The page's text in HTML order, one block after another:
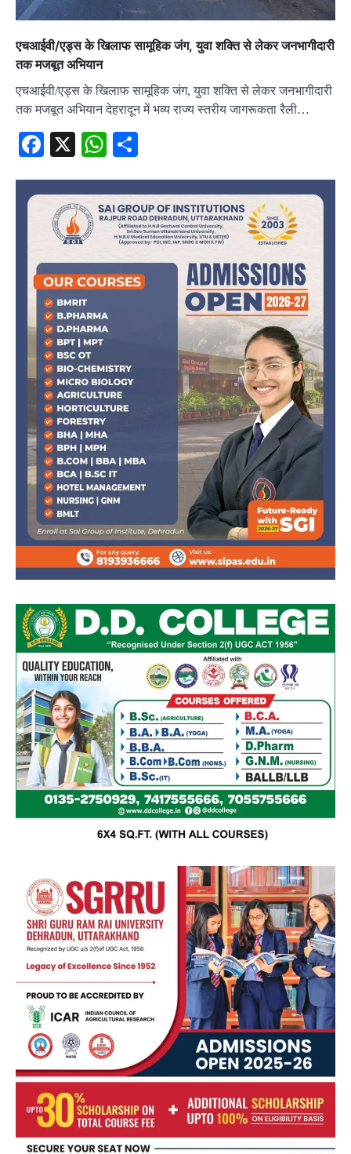
एचआईवी/एड्स के खिलाफ सामूहिक जंग, युवा शक्ति से लेकर जनभागीदारी
तक मजबूत अभियान
एचआईवी/एड्स के खिलाफ सामूहिक जंग, युवा शक्ति से लेकर जनभागीदारी
तक मजबूत अभियान देहरादून में भव्य राज्य स्तरीय जागरूकता रैली…
Facebook
X WhatsApp